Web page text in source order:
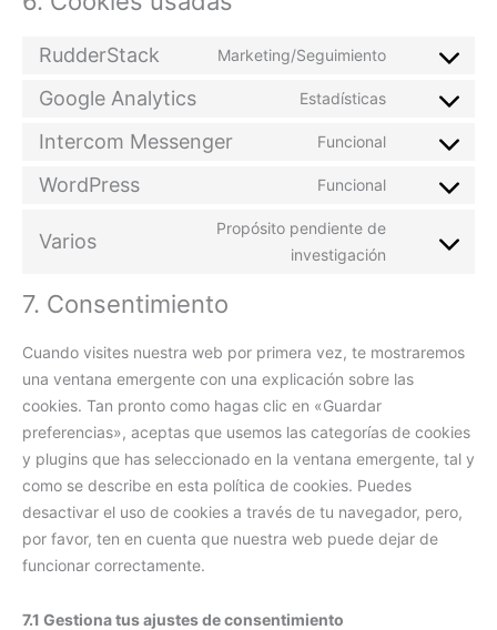
RudderStack Marketing/Seguimiento
Google Analytics Estadísticas
Intercom Messenger Funcional
WordPress Funcional
Varios
Propósito pendiente de
investigación
7. Consentimiento
Cuando visites nuestra web por primera vez, te mostraremos
una ventana emergente con una explicación sobre las
cookies. Tan pronto como hagas clic en «Guardar
preferencias», aceptas que usemos las categorías de cookies
y plugins que has seleccionado en la ventana emergente, tal y
como se describe en esta política de cookies. Puedes
desactivar el uso de cookies a través de tu navegador, pero,
por favor, ten en cuenta que nuestra web puede dejar de
funcionar correctamente.
7.1 Gestiona tus ajustes de consentimiento